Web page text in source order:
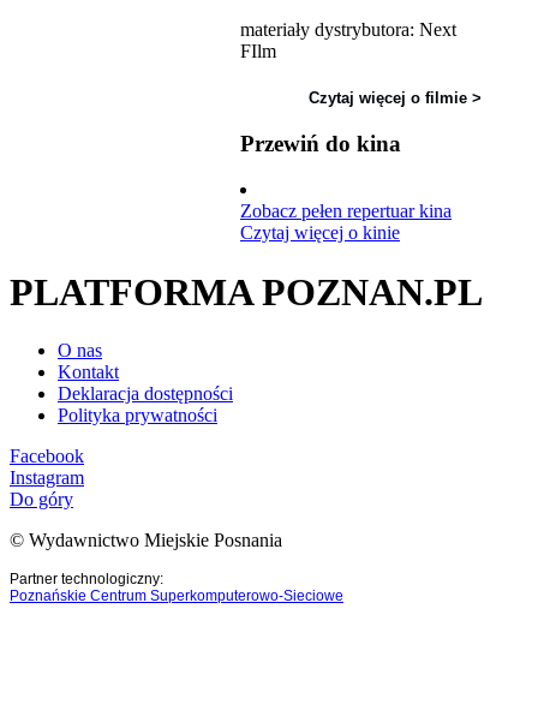
materiały dystrybutora: Next
FIlm
Czytaj więcej o filmie >
Przewiń do kina
Zobacz pełen repertuar kina
Czytaj więcej o kinie
PLATFORMA POZNAN.PL
O nas
Kontakt
Deklaracja dostępności
Polityka prywatności
Facebook
Instagram
Do góry
© Wydawnictwo Miejskie Posnania
Partner technologiczny:
Poznańskie Centrum Superkomputerowo-Sieciowe